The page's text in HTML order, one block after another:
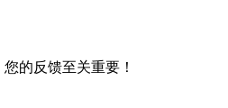
的反馈至关重要！